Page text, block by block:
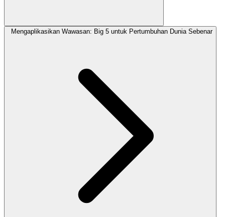
Mengaplikasikan Wawasan: Big 5 untuk Pertumbuhan Dunia Sebenar